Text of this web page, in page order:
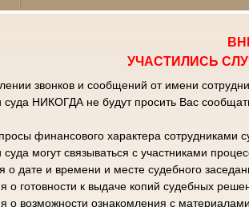
УЧАСТИЛИСЬ
звонков и сообщений от имени
суда НИКОГДА не будут просить Вас
финансового характера сотрудниками
суда могут связываться с участниками
о дате и времени и месте судебного
о готовности к выдаче копий судебных
о возможности ознакомления с